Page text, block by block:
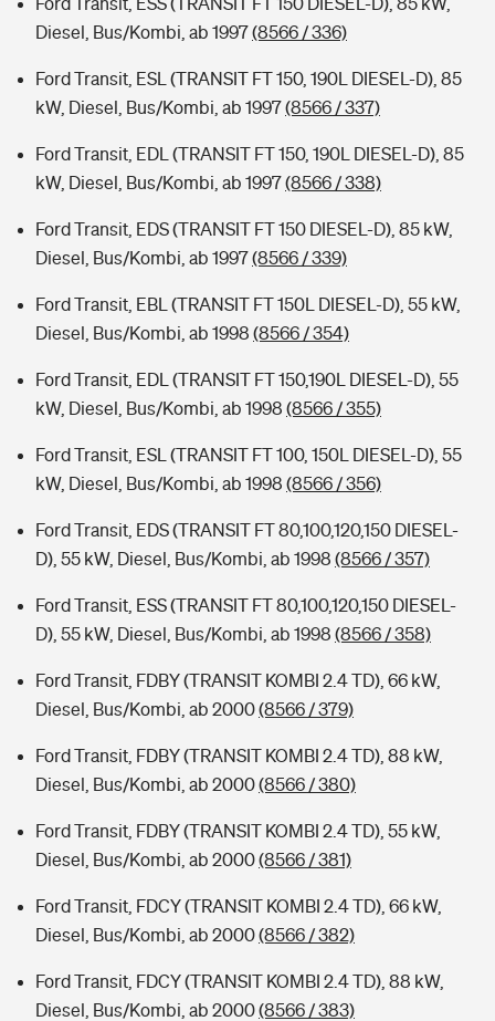
Diesel, Bus/Kombi, ab 1997(8566 / 336)
Ford Transit, ESL (TRANSIT FT 150, 190L DIESEL-D), 85
kW, Diesel, Bus/Kombi, ab 1997(8566 / 337)
Ford Transit, EDL (TRANSIT FT 150, 190L DIESEL-D), 85
kW, Diesel, Bus/Kombi, ab 1997(8566 / 338)
Ford Transit, EDS (TRANSIT FT 150 DIESEL-D), 85 kW,
Diesel, Bus/Kombi, ab 1997(8566 / 339)
Ford Transit, EBL (TRANSIT FT 150L DIESEL-D), 55 kW,
Diesel, Bus/Kombi, ab 1998 (8566 / 354)
Ford Transit, EDL (TRANSIT FT 150,190L DIESEL-D), 55
kW, Diesel, Bus/Kombi, ab 1998 (8566 / 355)
Ford Transit, ESL (TRANSIT FT 100, 150L DIESEL-D), 55
kW, Diesel, Bus/Kombi, ab 1998 (8566 / 356)
Ford Transit, EDS (TRANSIT FT 80,100,120,150 DIESEL-
D), 55 kW, Diesel, Bus/Kombi, ab 1998 (8566 / 357)
Ford Transit, ESS (TRANSIT FT 80,100,120,150 DIESEL-
D), 55 kW, Diesel, Bus/Kombi, ab 1998 (8566 / 358)
Ford Transit, FDBY (TRANSIT KOMBI 2.4 TD), 66 kW,
Diesel, Bus/Kombi, ab 2000(8566 / 379)
Ford Transit, FDBY (TRANSIT KOMBI 2.4 TD), 88 kW,
Diesel, Bus/Kombi, ab 2000(8566 / 380)
Ford Transit, FDBY (TRANSIT KOMBI 2.4 TD), 55 kW,
Diesel, Bus/Kombi, ab 2000(8566 / 381)
Ford Transit, FDCY (TRANSIT KOMBI 2.4 TD), 66 kW,
Diesel, Bus/Kombi, ab 2000(8566 / 382)
Ford Transit, FDCY (TRANSIT KOMBI 2.4 TD), 88 kW,
Diesel, Bus/Kombi, ab 2000(8566 / 383)